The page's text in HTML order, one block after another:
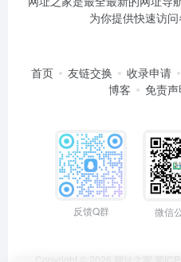
为你提供快速访问
首页 友链交换 收录申请
博客
免责声
反馈Q群 微信